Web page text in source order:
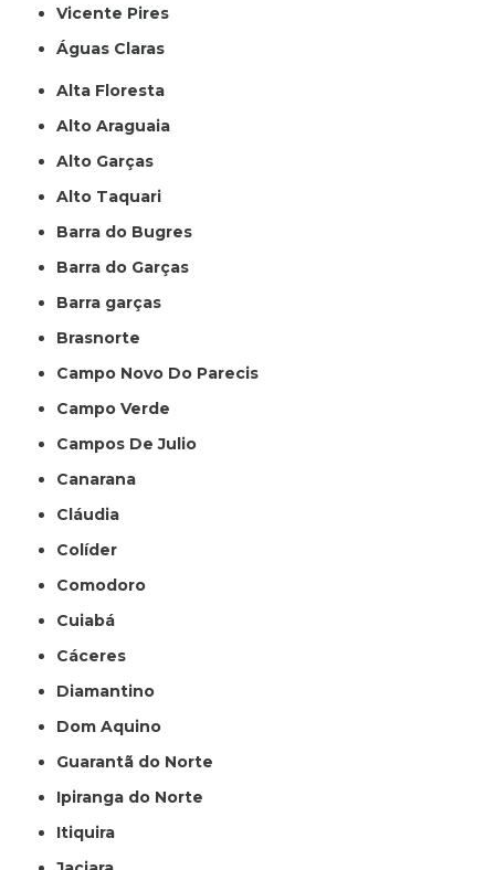
Vicente Pires
Águas Claras
Alta Floresta
Alto Araguaia
Alto Garças
Alto Taquari
Barra do Bugres
Barra do Garças
Barra garças
Brasnorte
Campo Novo Do Parecis
Campo Verde
Campos De Julio
Canarana
Cláudia
Colíder
Comodoro
Cuiabá
Cáceres
Diamantino
Dom Aquino
Guarantã do Norte
Ipiranga do Norte
Itiquira